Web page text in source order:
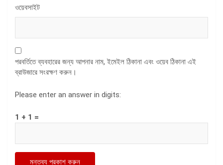
ওয়েবসাইট
পরবর্তিতে ব্যবহারের জন্য আপনার নাম, ইমেইল ঠিকানা এবং ওয়েব ঠিকানা এই
ব্রাউজারে সংরক্ষণ করুন।
Please enter an answer in digits:
1 + 1 =